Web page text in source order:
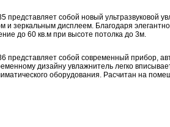
представляет собой новый ультразвуковой
зеркальным дисплеем. Благодаря
до 60 кв.м при высоте потолка до 3м.
представляет собой современный
дизайну увлажнитель легко
оборудования. Расчитан на